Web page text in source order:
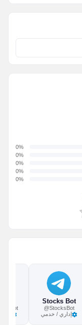
0%
0%
0%
0%
0%
Stocks Bot
@StocksBot
إداري / خدمي